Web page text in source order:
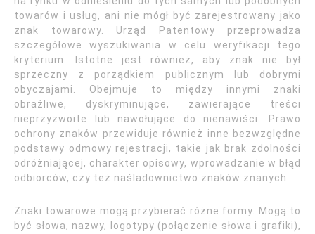
towarów i usług, ani nie mógł być zarejestrowany jako
znak towarowy. Urząd Patentowy przeprowadza
szczegółowe wyszukiwania w celu weryfikacji tego
kryterium. Istotne jest również, aby znak nie był
sprzeczny z porządkiem publicznym lub dobrymi
obyczajami. Obejmuje to między innymi znaki
obraźliwe, dyskryminujące, zawierające treści
nieprzyzwoite lub nawołujące do nienawiści. Prawo
ochrony znaków przewiduje również inne bezwzględne
podstawy odmowy rejestracji, takie jak brak zdolności
odróżniającej, charakter opisowy, wprowadzanie w błąd
odbiorców, czy też naśladownictwo znaków znanych.
Znaki towarowe mogą przybierać różne formy. Mogą to
być słowa, nazwy, logotypy (połączenie słowa i grafiki),